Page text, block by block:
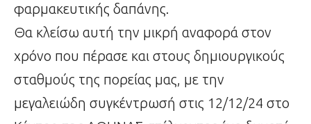
φαρμακευτικής δαπάνης.
Θα κλείσω αυτή την μικρή αναφορά στον
χρόνο που πέρασε και στους δημιουργικούς
σταθμούς της πορείας μας, με την
μεγαλειώδη συγκέντρωσή στις 12/12/24 στο